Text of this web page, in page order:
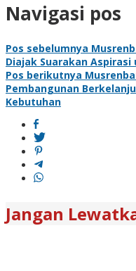
Navigasi pos
Pos sebelumnya
Diajak Suarakan
Pos berikutnya
Pembangunan
Kebutuhan
Jangan